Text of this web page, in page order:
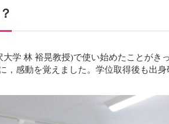
学 林 裕晃教授)で使い始めたことが
感動を覚えました。学位取得後も出